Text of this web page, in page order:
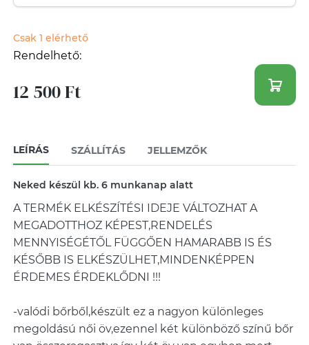
Csak 1 elérhető
Rendelhető:
12 500 Ft
LEÍRÁS SZÁLLÍTÁS JELLEMZŐK
Neked készül kb. 6 munkanap alatt
A TERMÉK ELKÉSZÍTÉSI IDEJE VÁLTOZHAT A
MEGADOTTHOZ KÉPEST,RENDELÉS
MENNYISÉGÉTŐL FÜGGŐEN HAMARABB IS ÉS
KÉSŐBB IS ELKÉSZÜLHET,MINDENKÉPPEN
ÉRDEMES ÉRDEKLŐDNI !!!
-valódi bőrből,készült ez a nagyon különleges
megoldású női öv,ezennel két különböző színű bőr